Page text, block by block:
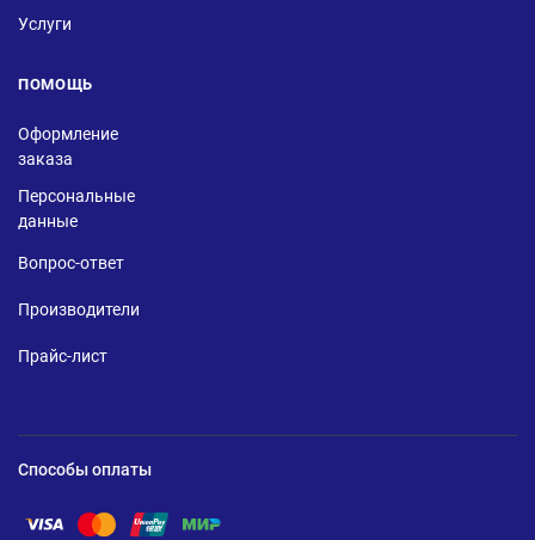
Услуги
ПОМОЩЬ
Оформление
заказа
Персональные
данные
Вопрос-ответ
Производители
Прайс-лист
Способы оплаты
Помощь по оплате Visa
Помощь по оплате Mastercard
Помощь по оплате UnionPay
Помощь по оплате Мир